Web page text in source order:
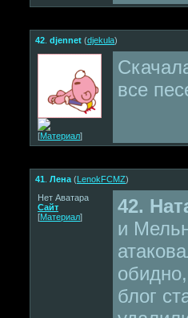
42 djennet (djekula)
[Материал]
все
41 Лена ( LenokFCMZ)
Нет Аватара
Сайт
[Материал]
42.
и
блог